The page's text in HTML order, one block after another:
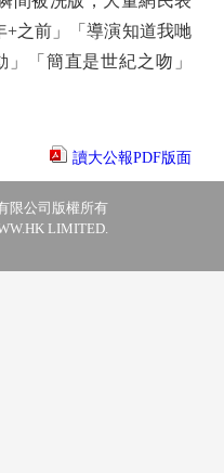
+之前」「導演知道我哋
「簡直是世紀之吻」
讀大公報PDF版面
限公司版權所有
LIMITED.